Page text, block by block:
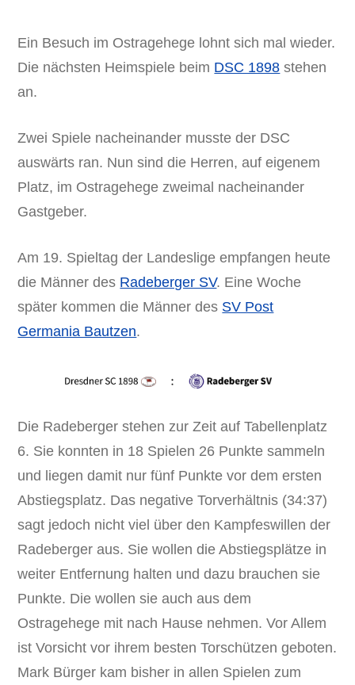
Ein Besuch im Ostragehege lohnt sich mal wieder.
Die nächsten Heimspiele beim DSC 1898 stehen
an.
Zwei Spiele nacheinander musste der DSC
auswärts ran. Nun sind die Herren, auf eigenem
Platz, im Ostragehege zweimal nacheinander
Gastgeber.
Am 19. Spieltag der Landeslige empfangen heute
die Männer des Radeberger SV. Eine Woche
später kommen die Männer des SV Post
Germania Bautzen.
Die Radeberger stehen zur Zeit auf Tabellenplatz
6. Sie konnten in 18 Spielen 26 Punkte sammeln
und liegen damit nur fünf Punkte vor dem ersten
Abstiegsplatz. Das negative Torverhältnis (34:37)
sagt jedoch nicht viel über den Kampfeswillen der
Radeberger aus. Sie wollen die Abstiegsplätze in
weiter Entfernung halten und dazu brauchen sie
Punkte. Die wollen sie auch aus dem
Ostragehege mit nach Hause nehmen. Vor Allem
ist Vorsicht vor ihrem besten Torschützen geboten.
Mark Bürger kam bisher in allen Spielen zum